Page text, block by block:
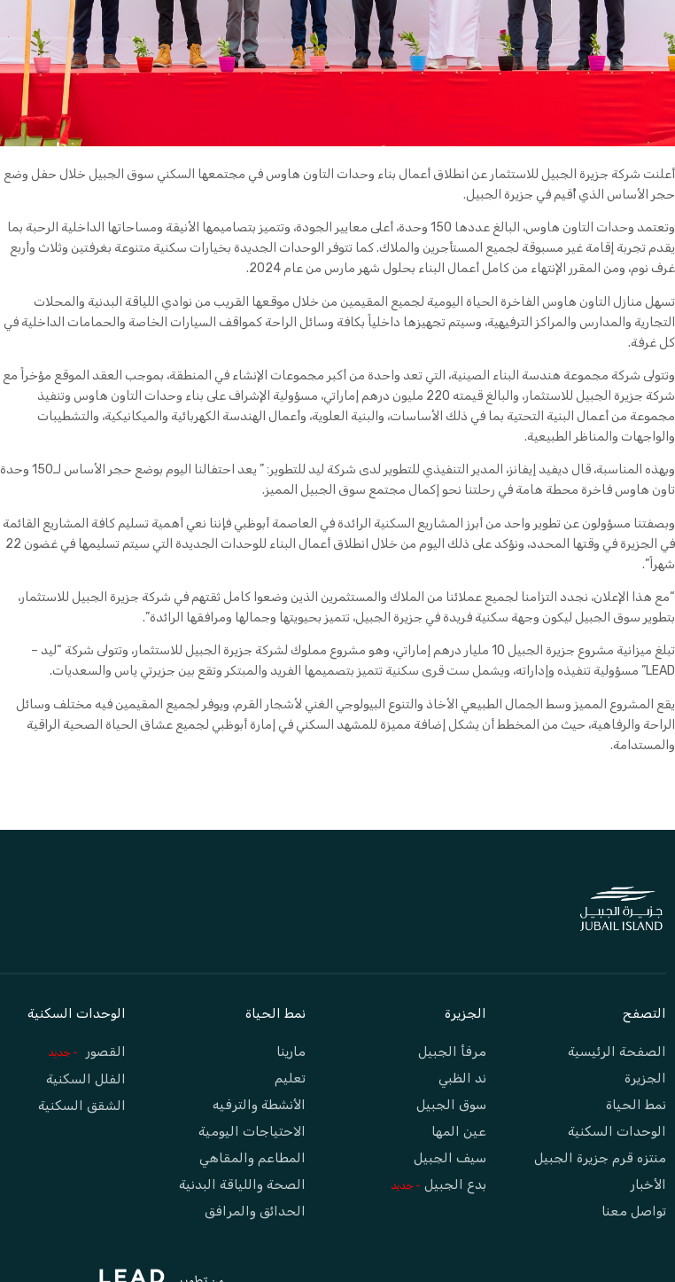
أعلنت شركة جزيرة الجبيل للاستثمار عن انطلاق أعمال بناء وحدات التاون هاوس في مجتمعها السكني سوق الجبيل خلال حفل وضع
حجر الأساس الذي أُقيم في جزيرة الجبيل.
وتعتمد وحدات التاون هاوس، البالغ عددها 150 وحدة، أعلى معايير الجودة، وتتميز بتصاميمها الأنيقة ومساحاتها الداخلية الرحبة بما
يقدم تجربة إقامة غير مسبوقة لجميع المستأجرين والملاك. كما تتوفر الوحدات الجديدة بخيارات سكنية متنوعة بغرفتين وثلاث وأربع
غرف نوم، ومن المقرر الإنتهاء من كامل أعمال البناء بحلول شهر مارس من عام 2024.
تسهل منازل التاون هاوس الفاخرة الحياة اليومية لجميع المقيمين من خلال موقعها القريب من نوادي اللياقة البدنية والمحلات
التجارية والمدارس والمراكز الترفيهية، وسيتم تجهيزها داخلياً بكافة وسائل الراحة كمواقف السيارات الخاصة والحمامات الداخلية في
كل غرفة.
وتتولى شركة مجموعة هندسة البناء الصينية، التي تعد واحدة من أكبر مجموعات الإنشاء في المنطقة، بموجب العقد الموقع مؤخراً مع
شركة جزيرة الجبيل للاستثمار، والبالغ قيمته 220 مليون درهم إماراتي، مسؤولية الإشراف على بناء وحدات التاون هاوس وتنفيذ
مجموعة من أعمال البنية التحتية بما في ذلك الأساسات، والبنية العلوية، وأعمال الهندسة الكهربائية والميكانيكية، والتشطيبات
والواجهات والمناظر الطبيعية.
وبهذه المناسبة، قال ديفيد إيفانز، المدير التنفيذي للتطوير لدى شركة ليد للتطوير: ” يعد احتفالنا اليوم بوضع حجر الأساس لـ150 وحدة
تاون هاوس فاخرة محطة هامة في رحلتنا نحو إكمال مجتمع سوق الجبيل المميز.
وبصفتنا مسؤولون عن تطوير واحد من أبرز المشاريع السكنية الرائدة في العاصمة أبوظبي فإننا نعي أهمية تسليم كافة المشاريع القائمة
في الجزيرة في وقتها المحدد، ونؤكد على ذلك اليوم من خلال انطلاق أعمال البناء للوحدات الجديدة التي سيتم تسليمها في غضون 22
شهراً”.
“مع هذا الإعلان، نجدد التزامنا لجميع عملائنا من الملاك والمستثمرين الذين وضعوا كامل ثقتهم في شركة جزيرة الجبيل للاستثمار،
بتطوير سوق الجبيل ليكون وجهة سكنية فريدة في جزيرة الجبيل، تتميز بحيويتها وجمالها ومرافقها الرائدة”.
تبلغ ميزانية مشروع جزيرة الجبيل 10 مليار درهم إماراتي، وهو مشروع مملوك لشركة جزيرة الجبيل للاستثمار، وتتولى شركة “ليد –
LEAD” مسؤولية تنفيذه وإداراته، ويشمل ست قرى سكنية تتميز بتصميمها الفريد والمبتكر وتقع بين جزيرتي ياس والسعديات.
يقع المشروع المميز وسط الجمال الطبيعي الأخاذ والتنوع البيولوجي الغني لأشجار القرم، ويوفر لجميع المقيمين فيه مختلف وسائل
الراحة والرفاهية، حيث من المخطط أن يشكل إضافة مميزة للمشهد السكني في إمارة أبوظبي لجميع عشاق الحياة الصحية الراقية
والمستدامة.
التصفح
الصفحة الرئيسية
الجزيرة
نمط الحياة
الوحدات السكنية
منتزه قرم جزيرة الجبيل
الأخبار
تواصل معنا
الجزيرة
مرفأ الجبيل
ند الظبي
سوق الجبيل
عين المها
سيف الجبيل
بدع الجبيل - جديد
نمط الحياة
مارينا
تعليم
الأنشطة والترفيه
الاحتياجات اليومية
المطاعم والمقاهي
الصحة واللياقة البدنية
الحدائق والمرافق
الوحدات السكنية
القصور - جديد
الفلل السكنية
الشقق السكنية